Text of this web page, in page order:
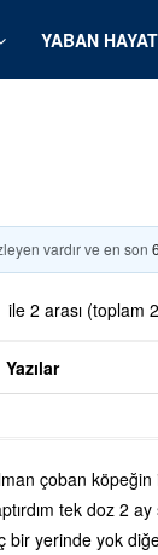
YABAN
vardır ve en son
2 arası (toplam
Yazılar
çoban
tek doz 2
bir yerinde yok